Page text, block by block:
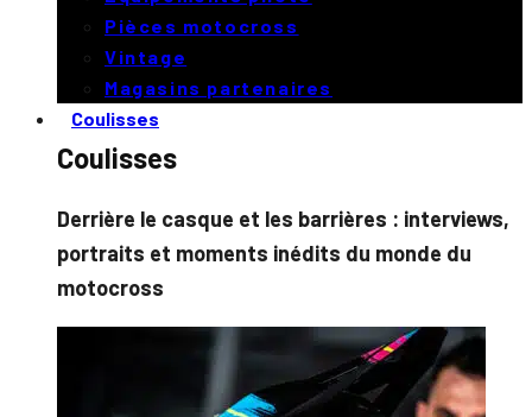
Pièces motocross
Vintage
Magasins partenaires
Coulisses
Coulisses
Derrière le casque et les barrières : interviews,
portraits et moments inédits du monde du
motocross